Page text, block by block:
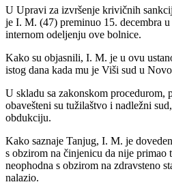
U Upravi za izvršenje krivičnih
je I. M. (47) preminuo 15. decembra
internom odeljenju ove bolnice.
Kako su objasnili, I. M. je u ovu
istog dana kada mu je Viši sud u
U skladu sa zakonskom procedurom,
obavešteni su tužilaštvo i nadležni
obdukciju.
Kako saznaje Tanjug, I. M. je
s obzirom na činjenicu da nije primao
neophodna s obzirom na zdravsteno
nalazio.